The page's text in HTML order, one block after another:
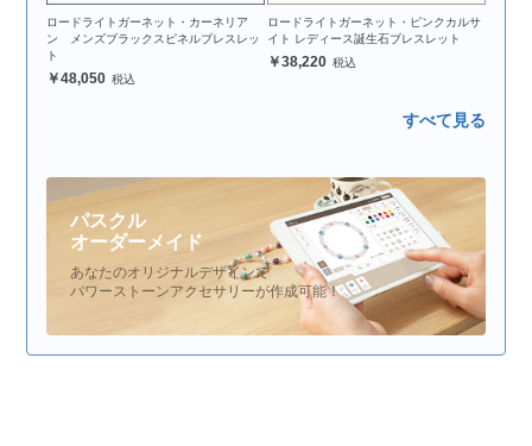
ロードライトガーネット・カーネリア
ン メンズブラックスピネルブレスレッ
ト
48,050
ロードライトガーネット・ピンクカルサ
イト レディース誕生石ブレスレット
38,220
すべて見る
パスクル
オーダーメイド
あなたのオリジナルデザインで
パワーストーンアクセサリーが作成可能！